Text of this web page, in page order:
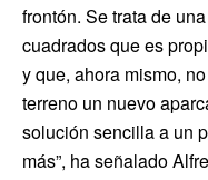
frontón. Se trata de
cuadrados que es
y que, ahora mismo,
terreno un nuevo
solución sencilla a un
más”, ha señalado